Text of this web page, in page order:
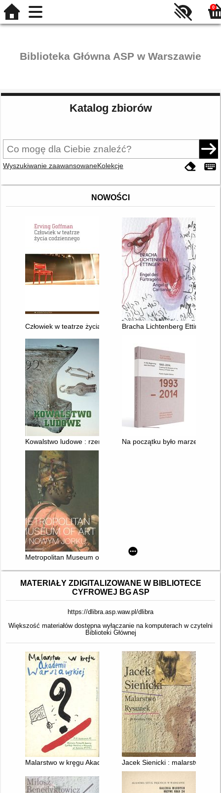
0
Biblioteka Główna ASP w Warszawie
Katalog zbiorów
Wyszukiwanie zaawansowaneKolekcje
NOWOŚCI
Człowiek w teatrze życia codziennegoBracha Lichtenberg Ettinger :
Kowalstwo ludowe : rzemiosło i sztuka : katalog zbiorów
Na początku było marzenie :
Metropolitan Museum of Art w Nowym Jorku : malarstwo
MATERIAŁY ZDIGITALIZOWANE W BIBLIOTECE
CYFROWEJ BG ASP
https://dlibra.asp.waw.pl/dlibra
Większość materiałów dostępna wyłączanie na komputerach w czytelni
Biblioteki Głównej
Malarstwo w kręgu Akademii WarszawskiejJacek Sienicki : malarstwo,